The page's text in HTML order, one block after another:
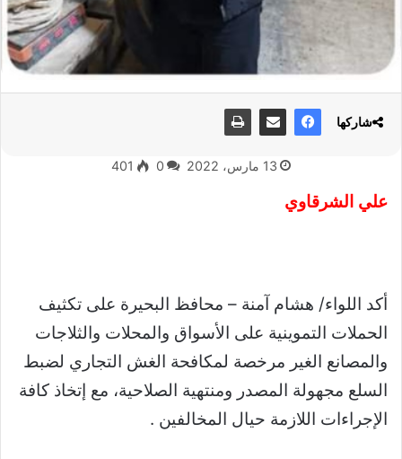
13 مارس، 2022 0
401
علي الشرقاوي
أكد اللواء/ هشام آمنة – محافظ البحيرة على تكثيف
الحملات التموينية على الأسواق والمحلات والثلاجات
والمصانع الغير مرخصة لمكافحة الغش التجاري لضبط
السلع مجهولة المصدر ومنتهية الصلاحية، مع إتخاذ كافة
الإجراءات اللازمة حيال المخالفين .
شاركها